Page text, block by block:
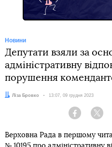
Новини
Депутати взяли за
адміністративну
порушення
Автор:
Ліза Бровко Дата:
13:07, 09 грудня 2023
Facebook
Верховна Рада в першому